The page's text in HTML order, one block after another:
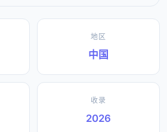
地区
中国
收录
2026